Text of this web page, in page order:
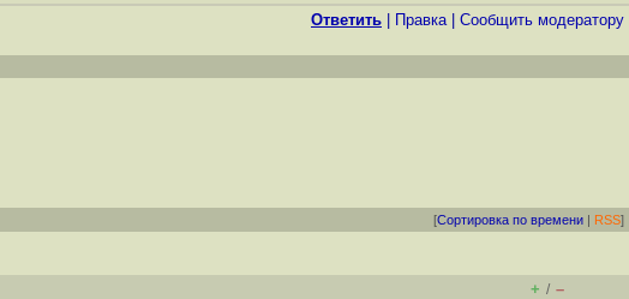
Ответить Правка| Cообщить модератору
[Сортировка по времени | RSS]
+ / –